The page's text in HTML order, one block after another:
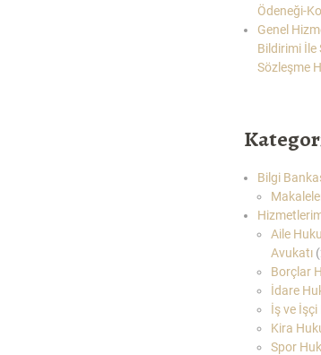
Ödeneği-
Genel
Bildirimi İle
Sözleşme
Bilgi
Aile
Avukatı
Borçlar
İdare
İş ve
Kira
Spor